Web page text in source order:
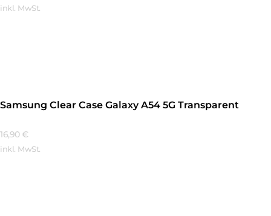
inkl. MwSt.
Samsung Clear Case Galaxy A54 5G Transparent
16,90 €
inkl. MwSt.